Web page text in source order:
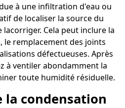
à une infiltration d'eau ou
de localiser la source du
Cela peut inclure la
le remplacement des joints
défectueuses. Après
à ventiler abondamment la
toute humidité résiduelle.
la condensation